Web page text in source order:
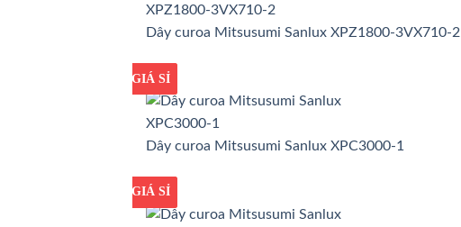
Dây curoa Mitsusumi Sanlux XPZ1800-3VX710-2
GIÁ TỐT
GIÁ SỈ
Dây curoa Mitsusumi Sanlux XPC3000-1
GIÁ TỐT
GIÁ SỈ